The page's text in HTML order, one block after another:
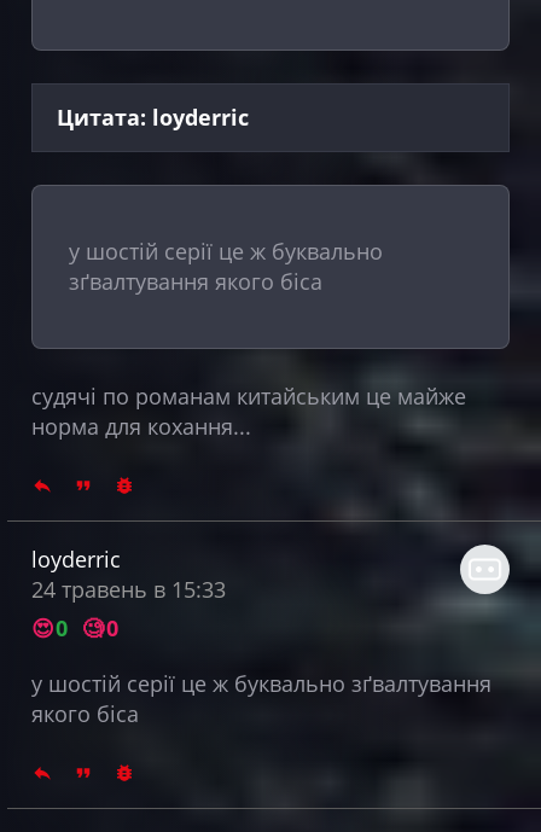
Цитата: loyderric
у шостій серії це ж буквально
зґвалтування якого біса
судячі по романам китайським це майже
норма для кохання...
loyderric
24 травень в 15:33
😍0 🧐0
у шостій серії це ж буквально зґвалтування
якого біса